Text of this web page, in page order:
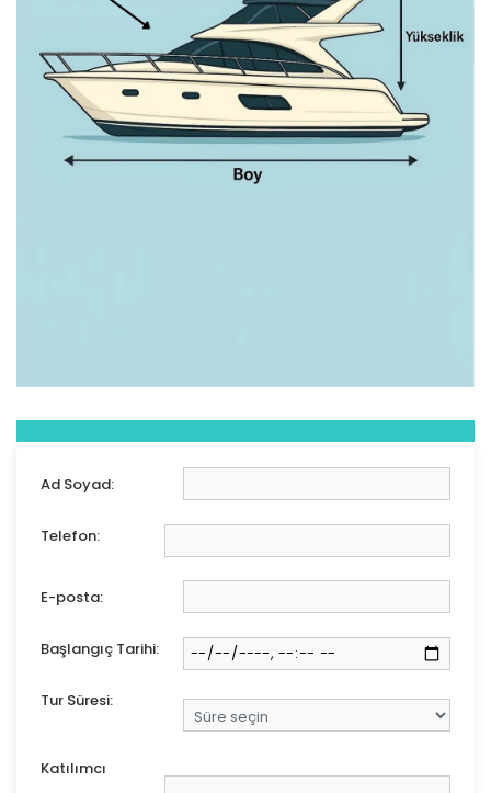
Ad Soyad:
Telefon:
E-posta:
Başlangıç Tarihi:
Tur Süresi:
Katılımcı